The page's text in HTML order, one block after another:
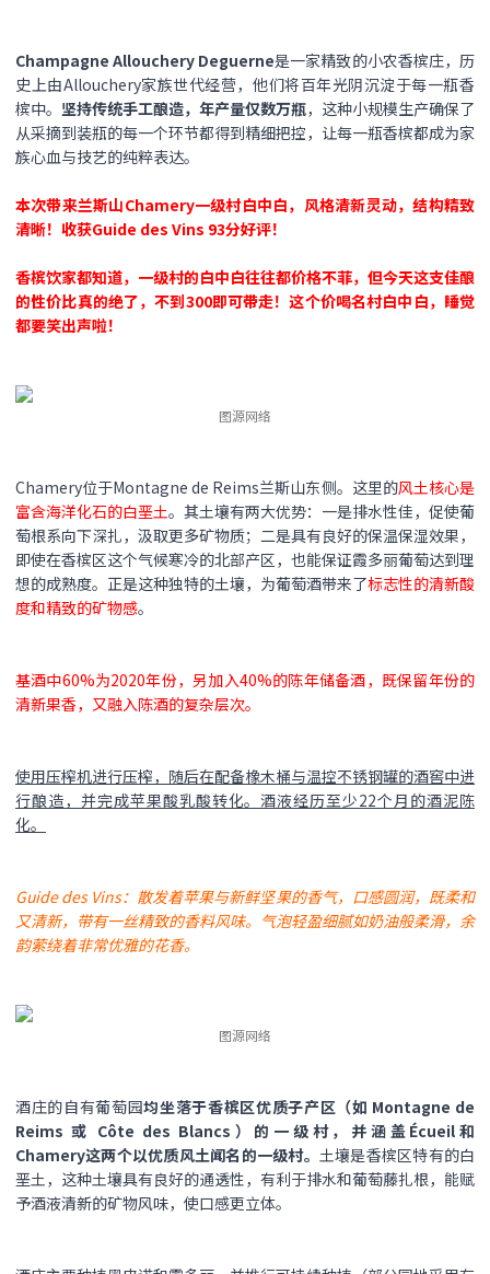
Champagne Allouchery Deguerne是一家精致的小农香槟庄，历
史上由​Allouchery家族世代经营，他们将百年光阴沉淀于每一瓶香
槟中。 坚持传统手工酿造，年产量仅数万瓶，这种小规模生产确保了
从采摘到装瓶的每一个环节都得到精细把控，让每一瓶香槟都成为家
族心血与技艺的纯粹表达。
本次带来兰斯山Chamery一级村白中白，风格清新灵动，结构精致
清晰！收获Guide des Vins 93分好评！
香槟饮家都知道，一级村的白中白往往都价格不菲，但今天这支佳酿
的性价比真的绝了，不到300即可带走！这个价喝名村白中白，睡觉
都要笑出声啦！
图源网络
Chamery位于Montagne de Reims兰斯山东侧。这里的风土核心是
富含海洋化石的白垩土。其土壤有两大优势：一是排水性佳，促使葡
萄根系向下深扎，汲取更多矿物质；二是具有良好的保温保湿效果，
即使在香槟区这个气候寒冷的北部产区，也能保证霞多丽葡萄达到理
想的成熟度。正是这种独特的土壤，为葡萄酒带来了标志性的清新酸
度和精致的矿物感。
基酒中60%为2020年份，另加入40%的陈年储备酒，既保留年份的
清新果香，又融入陈酒的复杂层次。
使用压榨机进行压榨，随后在配备橡木桶与温控不锈钢罐的酒窖中进
行酿造，并完成苹果酸乳酸转化。酒液经历至少22个月的酒泥陈
化。
Guide des Vins：散发着苹果与新鲜坚果的香气，口感圆润，既柔和
又清新，带有一丝精致的香料风味。气泡轻盈细腻如奶油般柔滑，余
韵萦绕着非常优雅的花香。
图源网络
酒庄的自有葡萄园均坐落于香槟区优质子产区（如 Montagne de
Reims 或 Côte des Blancs）的一级村，并涵盖Écueil和
Chamery这两个以优质风土闻名的一级村。 土壤是香槟区特有的白
垩土，这种土壤具有良好的通透性，有利于排水和葡萄藤扎根，能赋
予酒液清新的矿物风味，使口感更立体。